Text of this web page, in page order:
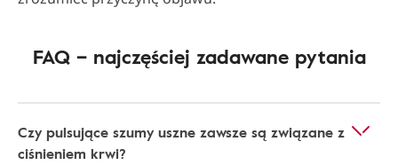
FAQ – najczęściej zadawane pytania
Czy pulsujące szumy uszne zawsze są związane z
ciśnieniem krwi?